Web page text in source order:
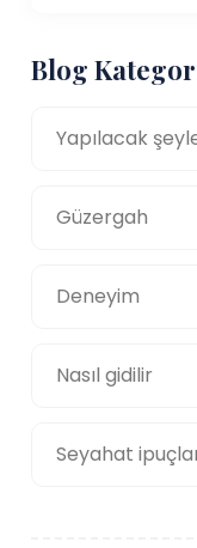
Blog
Yapılacak
Güzergah
Deneyim
Nasıl gidilir
Seyahat